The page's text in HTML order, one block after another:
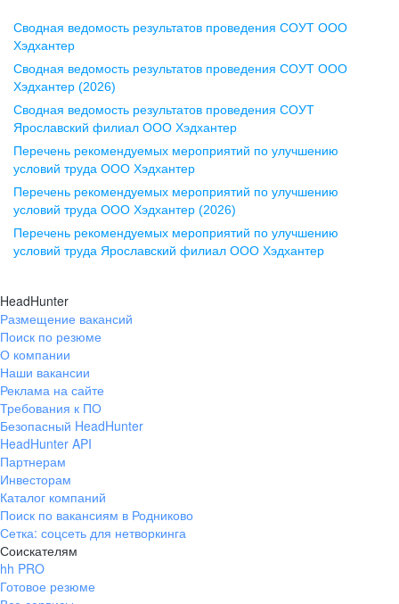
Воронеж
ул. Комиссаржевской, д. 10,
офис 1212
+7 473 280-05-05
pr@vrn.hh.ru
ул. Спартаковская, д. 2А, этаж 3,
помещение 15
+7 843 212-12-50
Екатеринбург
ул. Боевых Дружин, стр. 20,
+7 343 226-79-99
pr@ural.hh.ru
ул. Янковского, д. 169, 7 этаж,
706 каб.
+7 861 205-55-57
pr@krd.hh.ru
Владивосток
Сводная ведомость результатов проведения СОУТ ООО
Хэдхантер
Сводная ведомость результатов проведения СОУТ ООО
Хэдхантер (2026)
Сводная ведомость результатов проведения СОУТ
Ярославский филиал ООО Хэдхантер
Перечень рекомендуемых мероприятий по улучшению
условий труда ООО Хэдхантер
Перечень рекомендуемых мероприятий по улучшению
условий труда ООО Хэдхантер (2026)
Перечень рекомендуемых мероприятий по улучшению
условий труда Ярославский филиал ООО Хэдхантер
HeadHunter
Размещение вакансий
Поиск по резюме
О компании
Наши вакансии
Реклама на сайте
Требования к ПО
Безопасный HeadHunter
HeadHunter API
Партнерам
Инвесторам
Каталог компаний
Поиск по вакансиям в Родниково
Сетка: соцсеть для нетворкинга
Соискателям
hh PRO
Готовое резюме